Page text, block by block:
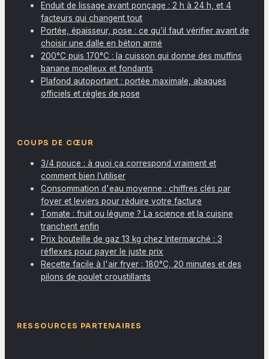
Enduit de lissage avant ponçage : 2 h à 24 h, et 4
facteurs qui changent tout
Portée, épaisseur, pose : ce qu’il faut vérifier avant de
choisir une dalle en béton armé
200°C puis 170°C : la cuisson qui donne des muffins
banane moelleux et fondants
Plafond autoportant : portée maximale, abaques
officiels et règles de pose
COUPS DE CŒUR
3/4 pouce : à quoi ça correspond vraiment et
comment bien l’utiliser
Consommation d'eau moyenne : chiffres clés par
foyer et leviers pour réduire votre facture
Tomate : fruit ou légume ? La science et la cuisine
tranchent enfin
Prix bouteille de gaz 13 kg chez Intermarché : 3
réflexes pour payer le juste prix
Recette facile à l'air fryer : 180°C, 20 minutes et des
pilons de poulet croustillants
RESSOURCES PARTENAIRES